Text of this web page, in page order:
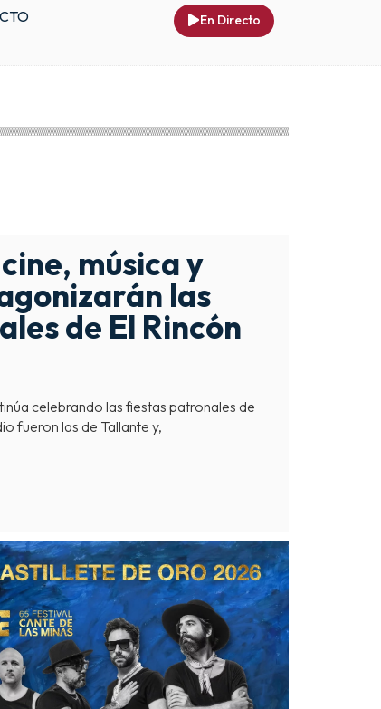
En Directo
música y
las
de El Rincón
celebrando las fiestas patronales de
fueron las de Tallante y,